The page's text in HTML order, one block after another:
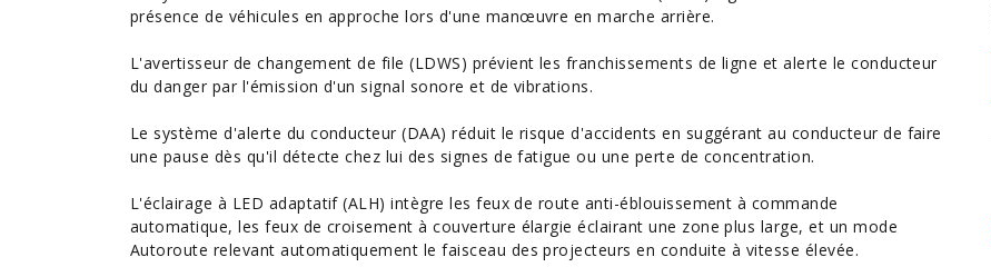
présence de véhicules en approche lors d'une manœuvre en marche arrière.
L'avertisseur de changement de file (LDWS) prévient les franchissements de ligne et alerte le conducteur
du danger par l'émission d'un signal sonore et de vibrations.
Le système d'alerte du conducteur (DAA) réduit le risque d'accidents en suggérant au conducteur de faire
une pause dès qu'il détecte chez lui des signes de fatigue ou une perte de concentration.
L'éclairage à LED adaptatif (ALH) intègre les feux de route anti-éblouissement à commande
automatique, les feux de croisement à couverture élargie éclairant une zone plus large, et un mode
Autoroute relevant automatiquement le faisceau des projecteurs en conduite à vitesse élevée.